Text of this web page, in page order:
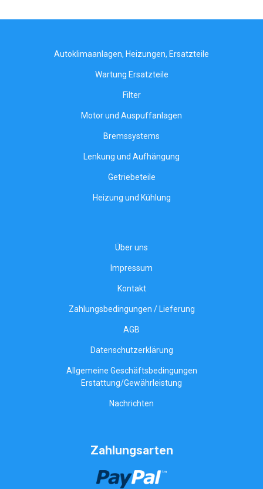
Autoklimaanlagen, Heizungen, Ersatzteile
Wartung Ersatzteile
Filter
Motor und Auspuffanlagen
Bremssystems
Lenkung und Aufhängung
Getriebeteile
Heizung und Kühlung
Über uns
Impressum
Kontakt
Zahlungsbedingungen / Lieferung
AGB
Datenschutzerklärung
Allgemeine Geschäftsbedingungen
Erstattung/Gewährleistung
Nachrichten
Zahlungsarten